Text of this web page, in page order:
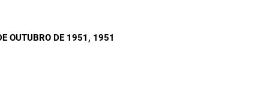
OUTUBRO DE 1951 , 1951